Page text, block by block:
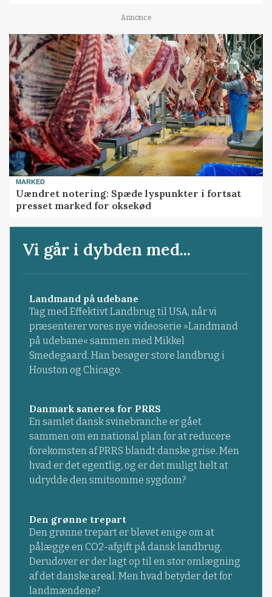
Annonce
MARKED
Uændret notering: Spæde lyspunkter i fortsat
presset marked for oksekød
Vi går i dybden med...
Landmand på udebane
Tag med Effektivt Landbrug til USA, når vi
præsenterer vores nye videoserie »Landmand
på udebane« sammen med Mikkel
Smedegaard. Han besøger store landbrug i
Houston og Chicago.
Danmark saneres for PRRS
En samlet dansk svinebranche er gået
sammen om en national plan for at reducere
forekomsten af PRRS blandt danske grise. Men
hvad er det egentlig, og er det muligt helt at
udrydde den smitsomme sygdom?
Den grønne trepart
Den grønne trepart er blevet enige om at
pålægge en CO2-afgift på dansk landbrug.
Derudover er der lagt op til en stor omlægning
af det danske areal. Men hvad betyder det for
landmændene?